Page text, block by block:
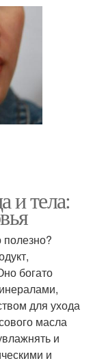
и тела:
полезно?
богато
для ухода
масла
и
и